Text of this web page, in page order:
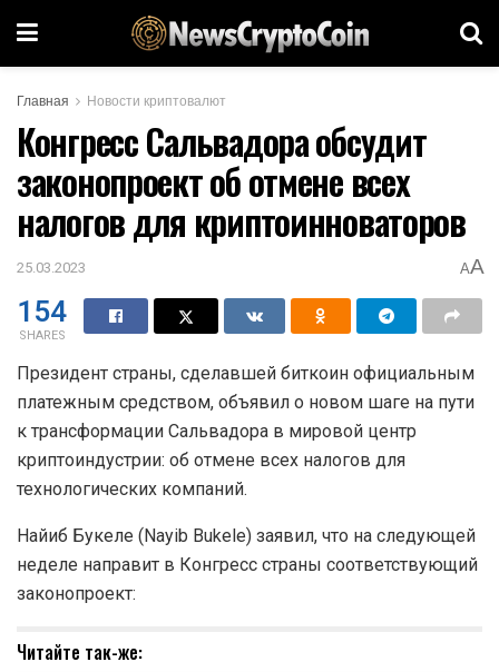
Главная Новости криптовалют
Конгресс Сальвадора обсудит
законопроект об отмене всех
налогов для криптоинноваторов
25.03.2023 AA
154
SHARES
Президент страны, сделавшей биткоин официальным
платежным средством, объявил о новом шаге на пути
к трансформации Сальвадора в мировой центр
криптоиндустрии: об отмене всех налогов для
технологических компаний.
Найиб Букеле (Nayib Bukele) заявил, что на следующей
неделе направит в Конгресс страны соответствующий
законопроект:
Читайте так-же: